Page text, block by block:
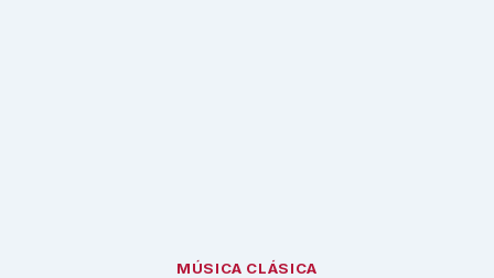
MÚSICA CLÁSICA